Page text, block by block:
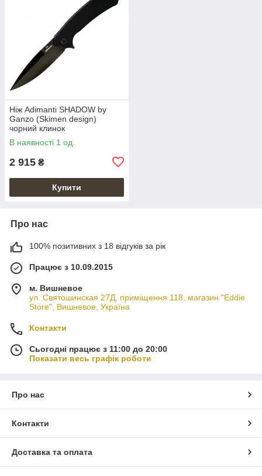
Ніж Adimanti SHADOW by
Ganzo (Skimen design)
чорний клинок
В наявності 1 од.
2 915 ₴
Купити
Про нас
100% позитивних з 18 відгуків за рік
Працює з 10.09.2015
м. Вишневое
ул. Святошинская 27Д, приміщення 118, магазин "Eddie
Store", Вишневое, Україна
Контакти
Сьогодні працює з 11:00 до 20:00
Показати весь графік роботи
Про нас
Контакти
Доставка та оплата